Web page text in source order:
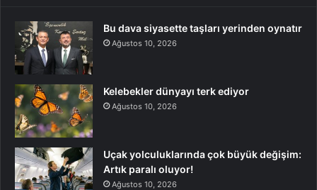
Bu dava siyasette taşları yerinden oynatır
Ağustos 10, 2026
Kelebekler dünyayı terk ediyor
Ağustos 10, 2026
Uçak yolculuklarında çok büyük değişim:
Artık paralı oluyor!
Ağustos 10, 2026